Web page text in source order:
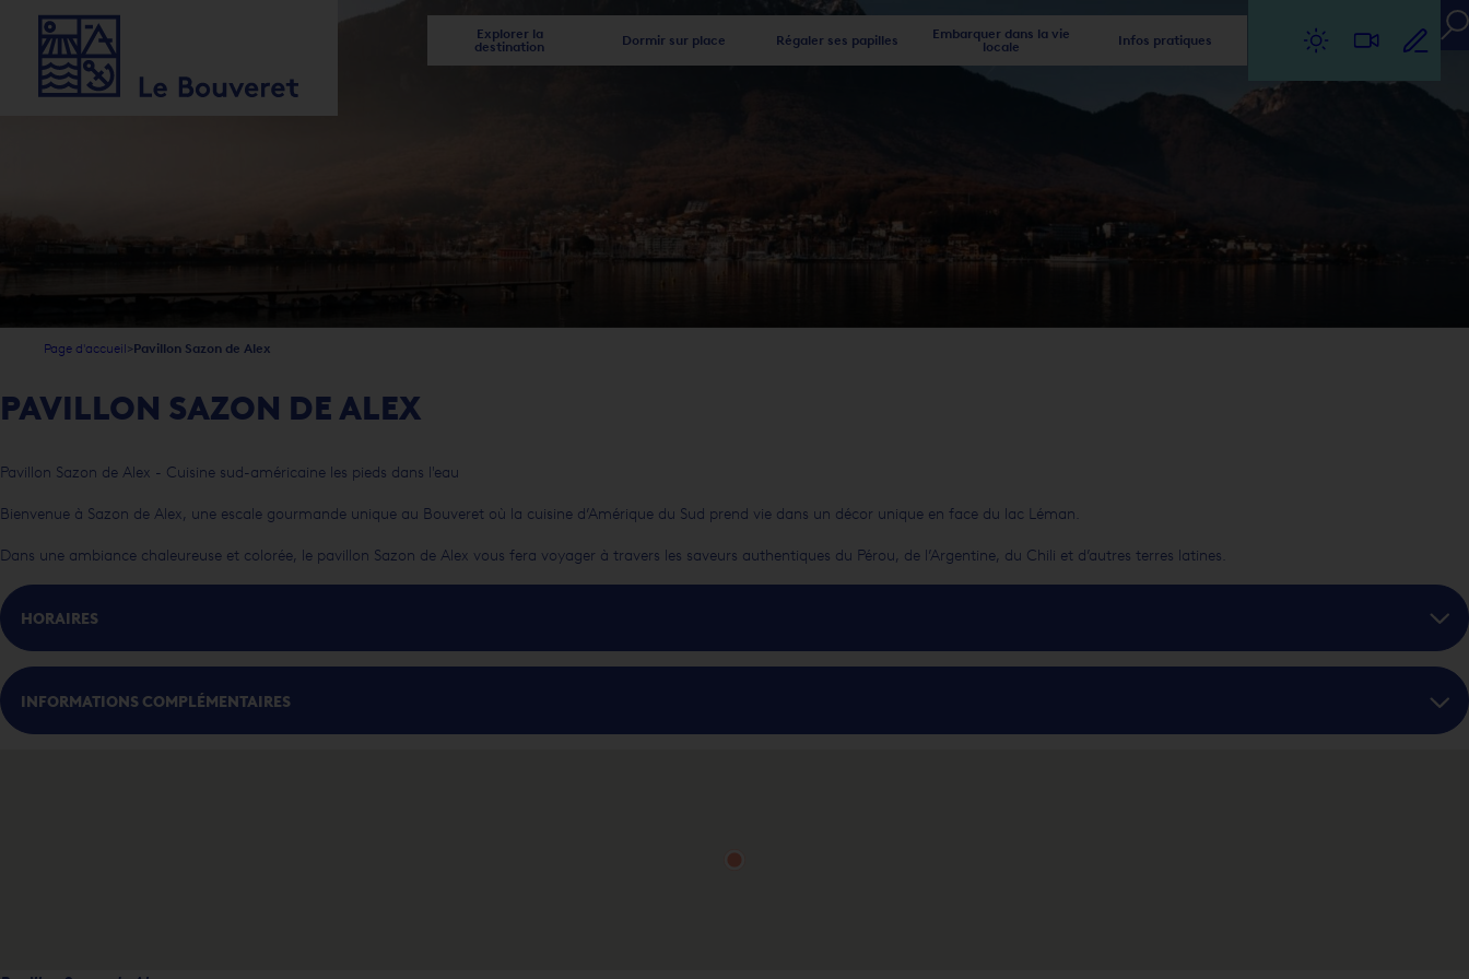
Explorer la
destination
Dormir sur place Régaler ses papilles
Embarquer dans la vie
locale
Infos pratiques
Page d'accueil Pavillon Sazon de Alex
PAVILLON SAZON DE ALEX
Pavillon Sazon de Alex - Cuisine sud-américaine les pieds dans l'eau
Bienvenue à Sazon de Alex, une escale gourmande unique au Bouveret où la cuisine d’Amérique du Sud prend vie dans un décor unique en face du lac Léman.
Dans une ambiance chaleureuse et colorée, le pavillon Sazon de Alex vous fera voyager à travers les saveurs authentiques du Pérou, de l’Argentine, du Chili et d’autres terres latines.
HORAIRES
INFORMATIONS COMPLÉMENTAIRES